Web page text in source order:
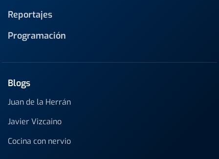
Reportajes
Programación
Blogs
Juan de la Herrán
Javier Vizcaino
Cocina con nervio